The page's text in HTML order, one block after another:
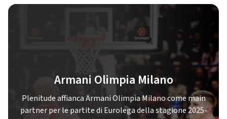
Armani Olimpia Milano
Plenitude affianca Armani Olimpia Milano come main
partner per le partite di Eurolega della stagione 2025-